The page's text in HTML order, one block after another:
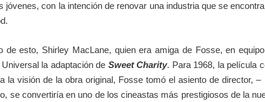
jóvenes, con la intención de renovar una industria que se
de esto, Shirley MacLane, quien era amiga de Fosse, en
la adaptación de Sweet Charity. Para 1968, la película
la visión de la obra original, Fosse tomó el asiento de director,
se convertiría en uno de los cineastas más prestigiosos de la